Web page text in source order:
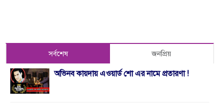
সর্বশেষ জনপ্রিয়
অভিনব কায়দায় এওয়ার্ড শো এর নামে প্রতারণা !